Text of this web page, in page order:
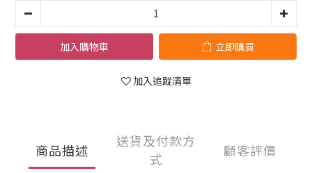
加入購物車 立即購買
加入追蹤清單
商品描述
送貨及付款方
式
顧客評價